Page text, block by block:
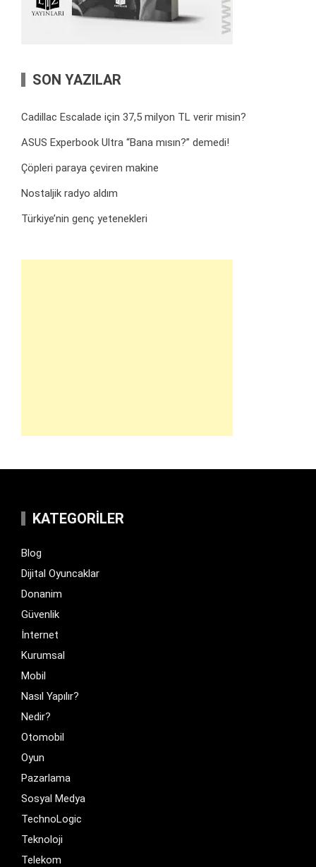
SON YAZILAR
Cadillac Escalade için 37,5 milyon TL verir misin?
ASUS Experbook Ultra “Bana mısın?” demedi!
Çöpleri paraya çeviren makine
Nostaljik radyo aldım
Türkiye’nin genç yetenekleri
KATEGORILER
Blog
Dijital Oyuncaklar
Donanim
Güvenlik
İnternet
Kurumsal
Mobil
Nasıl Yapılır?
Nedir?
Otomobil
Oyun
Pazarlama
Sosyal Medya
TechnoLogic
Teknoloji
Telekom